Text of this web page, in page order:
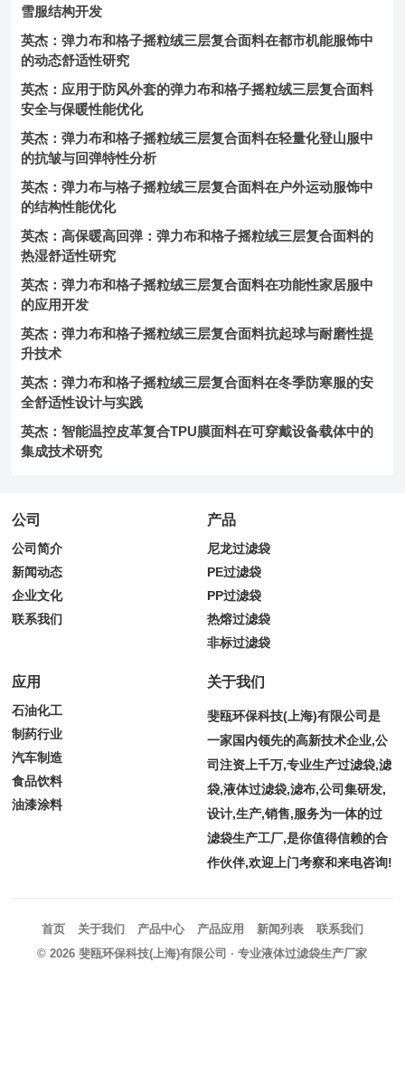
雪服结构开发
英杰：弹力布和格子摇粒绒三层复合面料在都市机能服饰中
的动态舒适性研究
英杰：应用于防风外套的弹力布和格子摇粒绒三层复合面料
安全与保暖性能优化
英杰：弹力布和格子摇粒绒三层复合面料在轻量化登山服中
的抗皱与回弹特性分析
英杰：弹力布与格子摇粒绒三层复合面料在户外运动服饰中
的结构性能优化
英杰：高保暖高回弹：弹力布和格子摇粒绒三层复合面料的
热湿舒适性研究
英杰：弹力布和格子摇粒绒三层复合面料在功能性家居服中
的应用开发
英杰：弹力布和格子摇粒绒三层复合面料抗起球与耐磨性提
升技术
英杰：弹力布和格子摇粒绒三层复合面料在冬季防寒服的安
全舒适性设计与实践
英杰：智能温控皮革复合TPU膜面料在可穿戴设备载体中的
集成技术研究
公司
公司简介
新闻动态
企业文化
联系我们
产品
尼龙过滤袋
PE过滤袋
PP过滤袋
热熔过滤袋
非标过滤袋
应用
石油化工
制药行业
汽车制造
食品饮料
油漆涂料
关于我们
斐瓯环保科技(上海)有限公司是
一家国内领先的高新技术企业,公
司注资上千万,专业生产过滤袋,滤
袋,液体过滤袋,滤布,公司集研发,
设计,生产,销售,服务为一体的过
滤袋生产工厂,是你值得信赖的合
作伙伴,欢迎上门考察和来电咨询!
首页 关于我们 产品中心 产品应用 新闻列表
联系我们
© 2026斐瓯环保科技(上海)有限公司 · 专业液体过滤袋生产厂家